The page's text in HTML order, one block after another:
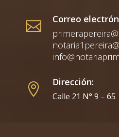

Correo
 Dirección:
Calle 21 N° 9 –